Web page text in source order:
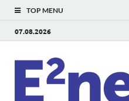
TOP MENU
07.08.2026